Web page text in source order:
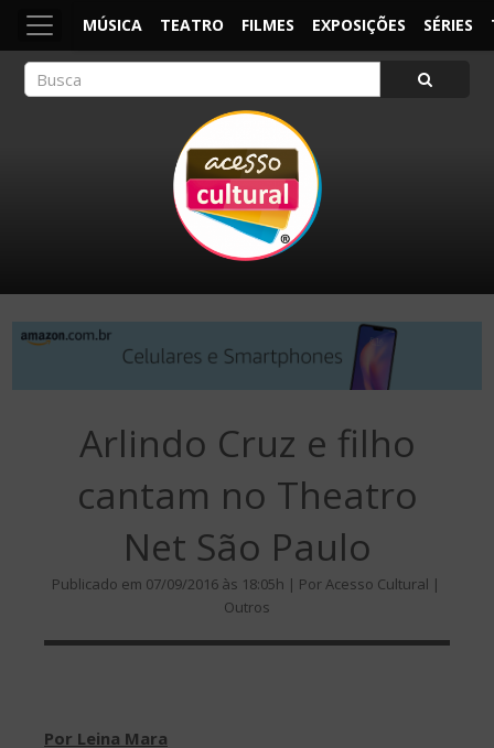
MÚSICA TEATRO FILMES EXPOSIÇÕES SÉRIES
Arlindo Cruz e filho
cantam no Theatro
Net São Paulo
Publicado em 07/09/2016 às 18:05h | Por Acesso Cultural |
Outros
Por Leina Mara